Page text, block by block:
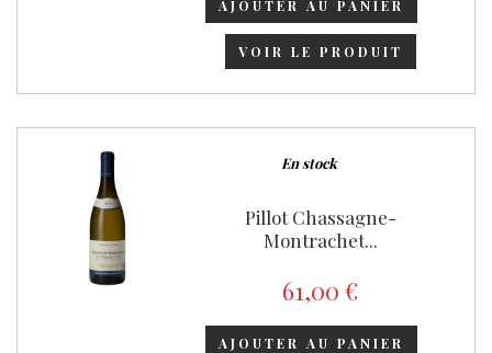
AJOUTER AU PANIER
VOIR LE PRODUIT
En stock
Pillot Chassagne-
Montrachet...
61,00 €
AJOUTER AU PANIER